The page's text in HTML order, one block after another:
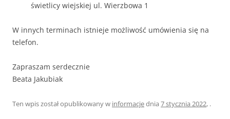
świetlicy wiejskiej ul. Wierzbowa 1
W innych terminach istnieje możliwość umówienia się na
telefon.
Zapraszam serdecznie
Beata Jakubiak
Ten wpis został opublikowany w informacjednia 7 stycznia 2022, .